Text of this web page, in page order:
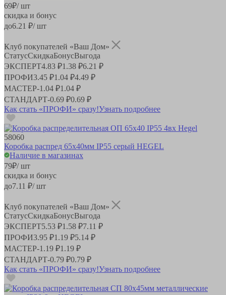
69₽/ шт
скидка и бонус
до6.21 ₽/ шт
Клуб покупателей «Ваш Дом»
СтатусСкидкаБонусВыгода
ЭКСПЕРТ4.83 ₽1.38 ₽6.21 ₽
ПРОФИ3.45 ₽1.04 ₽4.49 ₽
МАСТЕР-1.04 ₽1.04 ₽
СТАНДАРТ-0.69 ₽0.69 ₽
Как стать «ПРОФИ» сразу!Узнать подробнее
58060
Коробка распред 65х40мм IP55 серый HEGEL
Наличие в магазинах
79₽/ шт
скидка и бонус
до7.11 ₽/ шт
Клуб покупателей «Ваш Дом»
СтатусСкидкаБонусВыгода
ЭКСПЕРТ5.53 ₽1.58 ₽7.11 ₽
ПРОФИ3.95 ₽1.19 ₽5.14 ₽
МАСТЕР-1.19 ₽1.19 ₽
СТАНДАРТ-0.79 ₽0.79 ₽
Как стать «ПРОФИ» сразу!Узнать подробнее